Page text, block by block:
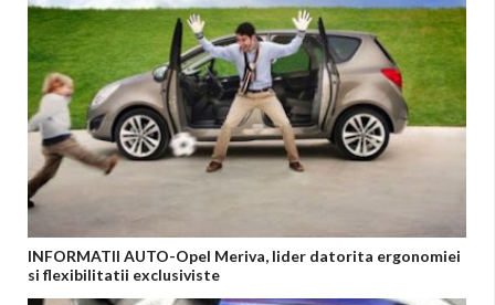
INFORMATII AUTO-Opel Meriva, lider datorita ergonomiei
si flexibilitatii exclusiviste